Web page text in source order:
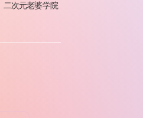
二次元老婆学院